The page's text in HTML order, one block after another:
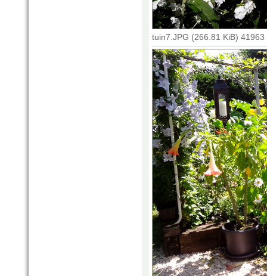
tuin7.JPG (266.81 KiB)